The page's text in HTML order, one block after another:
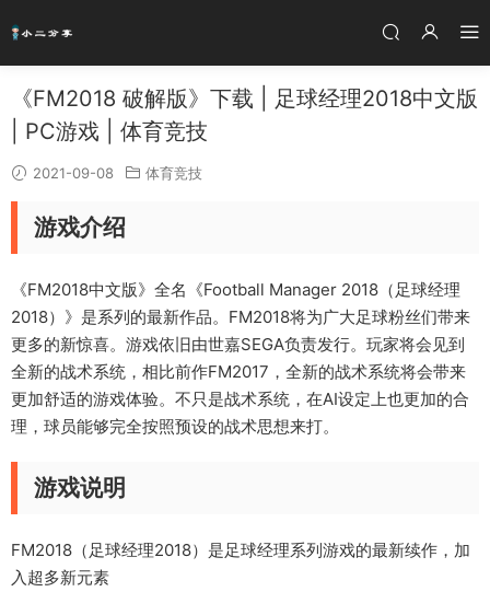
《FM2018 破解版》下载 | 足球经理2018中文版
| PC游戏 | 体育竞技
2021-09-08 体育竞技
游戏介绍
《FM2018中文版》全名《Football Manager 2018（足球经理
2018）》是系列的最新作品。FM2018将为广大足球粉丝们带来
更多的新惊喜。游戏依旧由世嘉SEGA负责发行。玩家将会见到
全新的战术系统，相比前作FM2017，全新的战术系统将会带来
更加舒适的游戏体验。不只是战术系统，在AI设定上也更加的合
理，球员能够完全按照预设的战术思想来打。
游戏说明
FM2018（足球经理2018）是足球经理系列游戏的最新续作，加
入超多新元素